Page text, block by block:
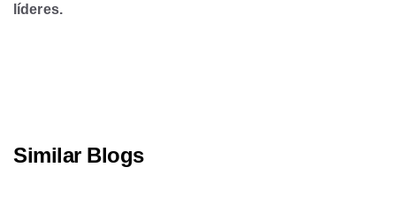
líderes.
Similar Blogs